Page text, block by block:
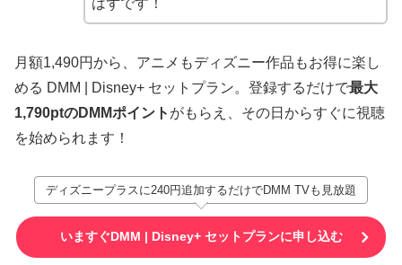
月額1,490円から、アニメもディズニー作品もお得に楽し
める DMM | Disney+ セットプラン。登録するだけで最大
1,790ptのDMMポイント がもらえ、その日からすぐに視聴
を始められます！
ディズニープラスに240円追加するだけでDMM TVも見放題
いますぐDMM | Disney+ セットプランに申し込む